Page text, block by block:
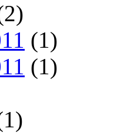
(1)
(1)